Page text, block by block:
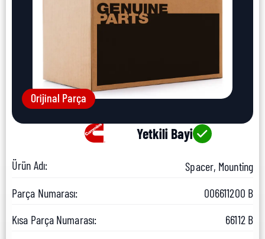
Orijinal Parça
Yetkili Bayi
Ürün Adı:
Spacer, Mounting
Parça Numarası:
006611200 B
Kısa Parça Numarası:
66112 B